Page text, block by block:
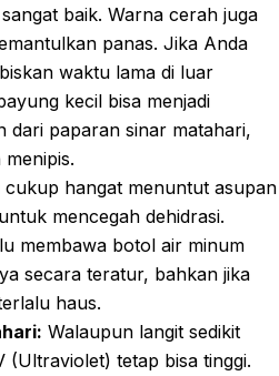
baik. Warna cerah juga
panas. Jika Anda
waktu lama di luar
kecil bisa menjadi
dari paparan sinar matahari,
cukup hangat menuntut asupan
mencegah dehidrasi.
membawa botol air minum
secara teratur, bahkan jika
haus.
Walaupun langit sedikit
(Ultraviolet) tetap bisa tinggi.